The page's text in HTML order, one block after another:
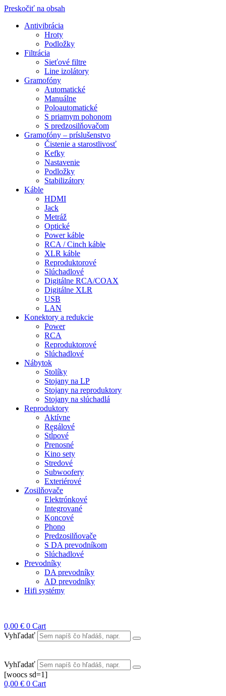
Preskočiť na obsah
Antivibrácia
Hroty
Podložky
Filtrácia
Sieťové filtre
Line izolátory
Gramofóny
Automatické
Manuálne
Poloautomatické
S priamym pohonom
S predzosilňovačom
Gramofóny – príslušenstvo
Čistenie a starostlivosť
Kefky
Nastavenie
Podložky
Stabilizátory
Káble
HDMI
Jack
Metráž
Optické
Power káble
RCA / Cinch káble
XLR káble
Reproduktorové
Slúchadlové
Digitálne RCA/COAX
Digitálne XLR
USB
LAN
Konektory a redukcie
Power
RCA
Reproduktorové
Slúchadlové
Nábytok
Stolíky
Stojany na LP
Stojany na reproduktory
Stojany na slúchadlá
Reproduktory
Aktívne
Regálové
Stĺpové
Prenosné
Kino sety
Stredové
Subwoofery
Exteriérové
Zosilňovače
Elektrónkové
Integrované
Koncové
Phono
Predzosilňovače
S DA prevodníkom
Slúchadlové
Prevodníky
DA prevodníky
AD prevodníky
Hifi systémy
0,00 € 0 Cart
Vyhľadať
Vyhľadať
[woocs sd=1]
0,00 € 0 Cart